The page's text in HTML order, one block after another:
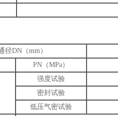
径DN（mm）
PN（MPa）
强度试验
密封试验
低压气密试验